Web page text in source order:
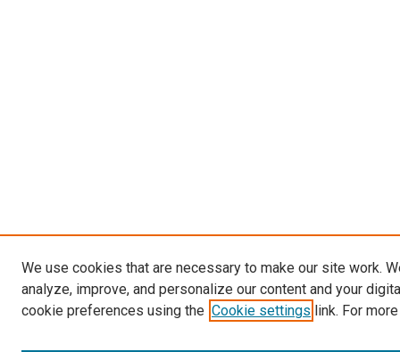
We use cookies that are necessary to make our site work.
analyze, improve, and personalize our content and your
cookie preferences using the Cookie settings link. For